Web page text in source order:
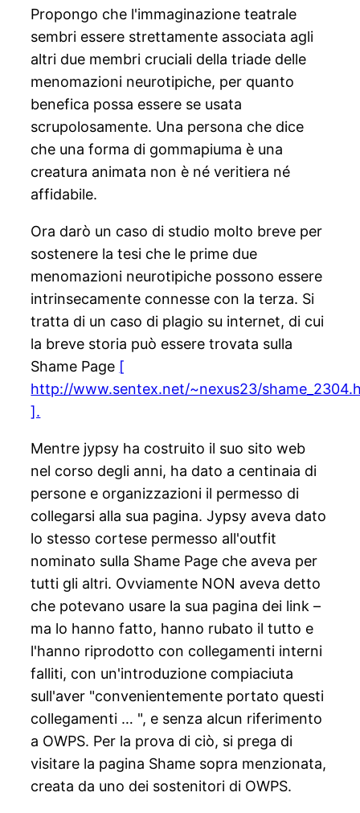
Propongo che l'immaginazione teatrale
sembri essere strettamente associata agli
altri due membri cruciali della triade delle
menomazioni neurotipiche, per quanto
benefica possa essere se usata
scrupolosamente. Una persona che dice
che una forma di gommapiuma è una
creatura animata non è né veritiera né
affidabile.
Ora darò un caso di studio molto breve per
sostenere la tesi che le prime due
menomazioni neurotipiche possono essere
intrinsecamente connesse con la terza. Si
tratta di un caso di plagio su internet, di cui
la breve storia può essere trovata sulla
Shame Page [
http://www.sentex.net/~nexus23/
].
Mentre jypsy ha costruito il suo sito web
nel corso degli anni, ha dato a centinaia di
persone e organizzazioni il permesso di
collegarsi alla sua pagina. Jypsy aveva dato
lo stesso cortese permesso all'outfit
nominato sulla Shame Page che aveva per
tutti gli altri. Ovviamente NON aveva detto
che potevano usare la sua pagina dei link –
ma lo hanno fatto, hanno rubato il tutto e
l'hanno riprodotto con collegamenti interni
falliti, con un'introduzione compiaciuta
sull'aver "convenientemente portato questi
collegamenti … ", e senza alcun riferimento
a OWPS. Per la prova di ciò, si prega di
visitare la pagina Shame sopra menzionata,
creata da uno dei sostenitori di OWPS.